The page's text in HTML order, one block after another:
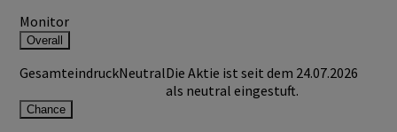
Monitor
Overall
GesamteindruckNeutralDie Aktie ist seit dem 24.07.2026
als neutral eingestuft.
Chance